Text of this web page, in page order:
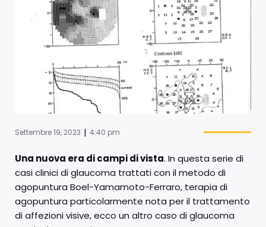
Settembre 19, 2023 | 4:40 pm
Una nuova era di campi di vista. In questa serie di
casi clinici di glaucoma trattati con il metodo di
agopuntura Boel-Yamamoto-Ferraro, terapia di
agopuntura particolarmente nota per il trattamento
di affezioni visive, ecco un altro caso di glaucoma